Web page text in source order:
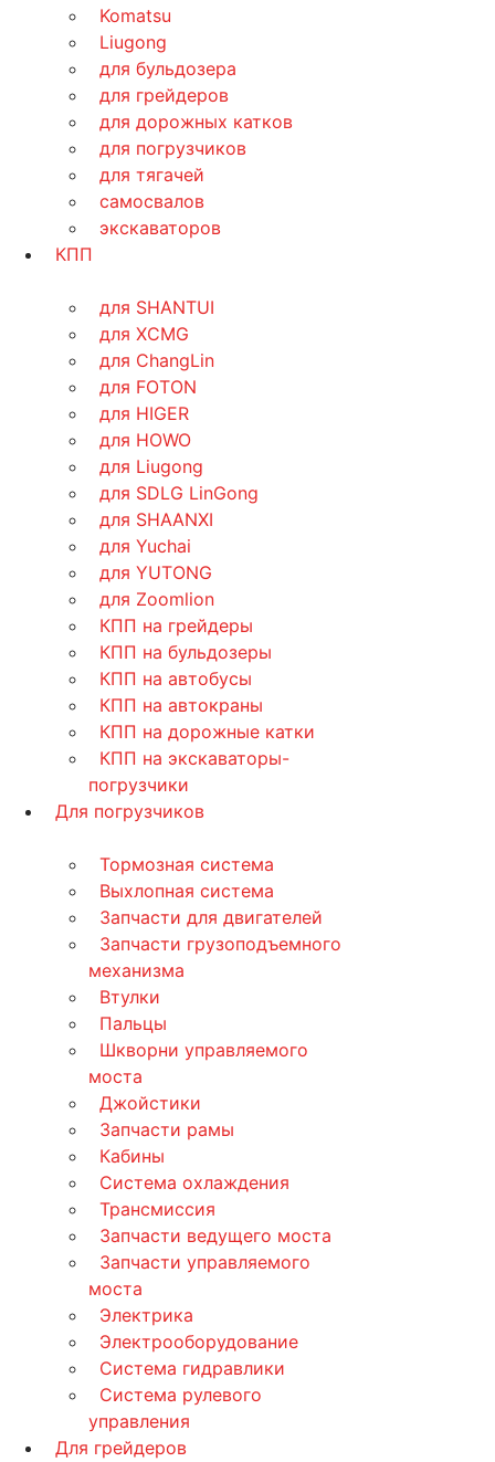
Komatsu
Liugong
для бульдозера
для грейдеров
для дорожных катков
для погрузчиков
для тягачей
самосвалов
экскаваторов
КПП
для SHANTUI
для XCMG
для ChangLin
для FOTON
для HIGER
для HOWO
для Liugong
для SDLG LinGong
для SHAANXI
для Yuchai
для YUTONG
для Zoomlion
КПП на грейдеры
КПП на бульдозеры
КПП на автобусы
КПП на автокраны
КПП на дорожные катки
КПП на экскаваторы-
погрузчики
Для погрузчиков
Тормозная система
Выхлопная система
Запчасти для двигателей
Запчасти грузоподъемного
механизма
Втулки
Пальцы
Шкворни управляемого
моста
Джойстики
Запчасти рамы
Кабины
Система охлаждения
Трансмиссия
Запчасти ведущего моста
Запчасти управляемого
моста
Электрика
Электрооборудование
Система гидравлики
Система рулевого
управления
Для грейдеров